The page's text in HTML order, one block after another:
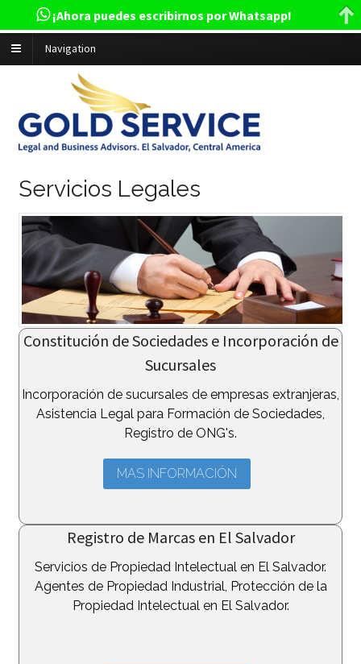
Navigation
Servicios Legales
Constitución de Sociedades e Incorporación de
Sucursales
Incorporación de sucursales de empresas extranjeras,
Asistencia Legal para Formación de Sociedades,
Registro de ONG's.
MAS INFORMACIÓN
Registro de Marcas en El Salvador
Servicios de Propiedad Intelectual en El Salvador.
Agentes de Propiedad Industrial, Protección de la
Propiedad Intelectual en El Salvador.
¡Ahora puedes escribirnos por Whatsapp!